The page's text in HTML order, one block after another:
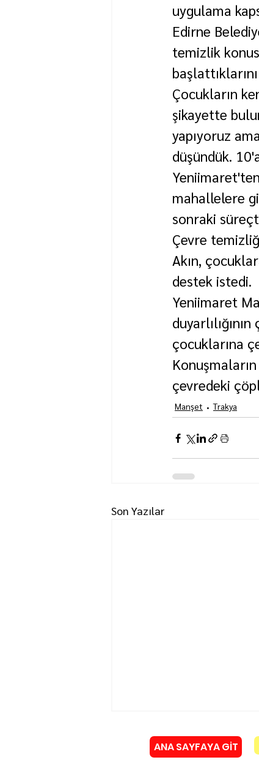
uygulama
Edirne
temizlik
Çocukların
şikayette
yapıyoruz
düşündük.
mahallelere
sonraki
Çevre
Akın,
destek istedi.
Yeniimaret
çocuklarına
çevredeki
Manşet Trakya
Son Yazılar
ANA SAYFAYA GİT